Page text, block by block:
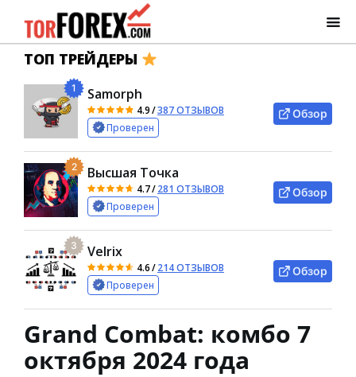
ТОП ТРЕЙДЕРЫ
1 Samorph
4.9/387 ОТЗЫВОВ
Проверен
Обзор
2 Высшая Точка
4.7/281 ОТЗЫВОВ
Проверен
Обзор
3 Velrix
4.6/214 ОТЗЫВОВ
Проверен
Обзор
Grand Combat: комбо 7
октября 2024 года